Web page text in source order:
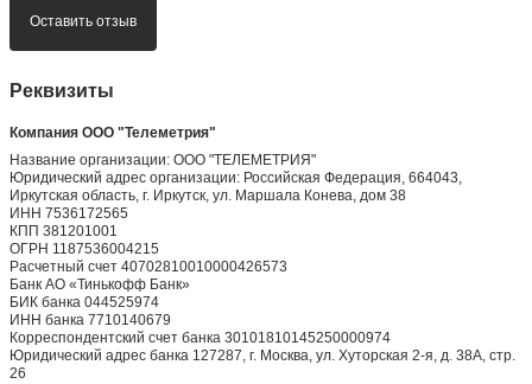
Оставить отзыв
Реквизиты
Компания ООО "Телеметрия"
Название организации: ООО "ТЕЛЕМЕТРИЯ"
Юридический адрес организации: Российская Федерация, 664043,
Иркутская область, г. Иркутск, ул. Маршала Конева, дом 38
ИНН 7536172565
КПП 381201001
ОГРН 1187536004215
Расчетный счет 40702810010000426573
Банк АО «Тинькофф Банк»
БИК банка 044525974
ИНН банка 7710140679
Корреспондентский счет банка 30101810145250000974
Юридический адрес банка 127287, г. Москва, ул. Хуторская 2-я, д. 38А, стр.
26